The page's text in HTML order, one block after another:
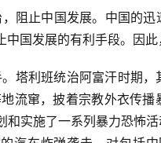
阻止中国发展。中国的
中国发展的有利手段。因
塔利班统治阿富汗时期
流窜，披着宗教外衣传
和实施了一系列暴力恐怖